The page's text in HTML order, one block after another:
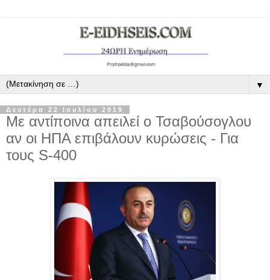
▼
Δευτέρα 22 Ιουλίου 2019
Με αντίποινα απειλεί ο Τσαβούσογλου
αν οι ΗΠΑ επιβάλουν κυρώσεις - Για
τους S-400